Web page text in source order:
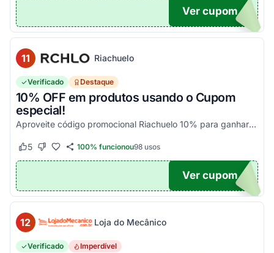
OM20
Ver cupom
11 Riachuelo
Verificado Destaque
10% OFF em produtos usando o Cupom
especial!
Aproveite código promocional Riachuelo 10% para ganhar esse desconto em compras. Não cumulatios e somente para produtos vendidos e entregues pela Riachuelo, com exceção das categor...
Este cupom funcionou
5 Este cupom não funcionou
100% funcionou98usos
10
Ver cupom
12 Loja do Mecânico
Verificado Imperdível